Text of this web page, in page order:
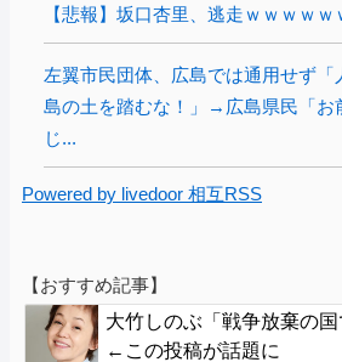
【悲報】坂口杏里、逃走ｗｗｗｗｗ
左翼市民団体、広島では通用せず
島の土を踏むな！」→広島県民「お
じ...
Powered by livedoor 相互RSS
【おすすめ記事】
大竹しのぶ「戦争放棄の国
←この投稿が話題に